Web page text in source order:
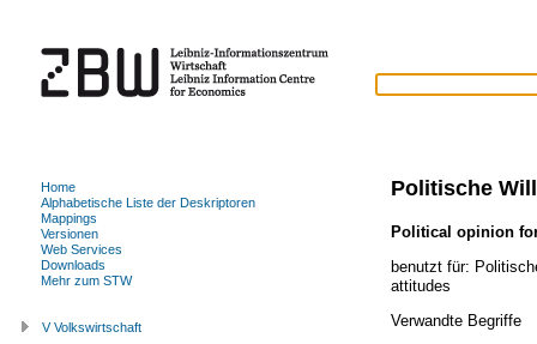
Politische
Political opinion
benutzt für:
attitudes
Verwandte Begriffe
Home
Alphabetische Liste der Deskriptoren
Mappings
Versionen
Web Services
Downloads
Mehr zum STW
V Volkswirtschaft